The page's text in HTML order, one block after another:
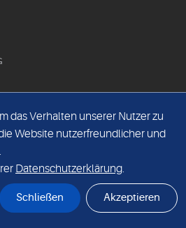
das Verhalten unserer Nutzer zu
Website nutzerfreundlicher und
Datenschutzerklärung.
Schließen Akzeptieren